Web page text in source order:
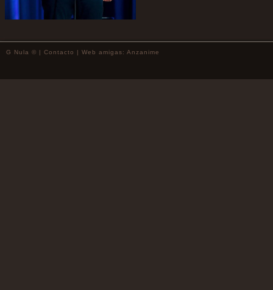
G Nula © | Contacto | Web amigas: Anzanime